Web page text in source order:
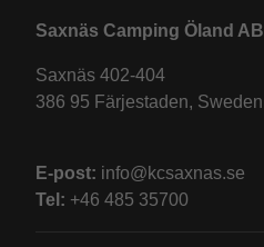
Saxnäs Camping Öland AB
Saxnäs 402-404
386 95 Färjestaden, Sweden
E-post: info@kcsaxnas.se
Tel: +46 485 35700